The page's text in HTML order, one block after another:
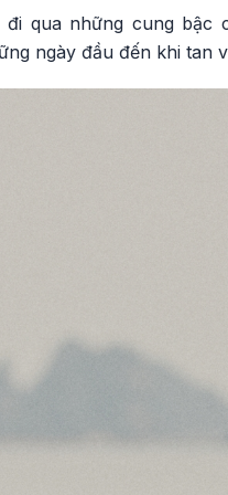
qua những cung bậc
ngày đầu đến khi tan